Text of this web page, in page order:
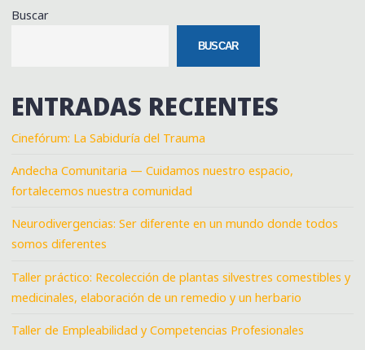
Buscar
BUSCAR
ENTRADAS RECIENTES
Cinefórum: La Sabiduría del Trauma
Andecha Comunitaria — Cuidamos nuestro espacio,
fortalecemos nuestra comunidad
Neurodivergencias: Ser diferente en un mundo donde todos
somos diferentes
Taller práctico: Recolección de plantas silvestres comestibles y
medicinales, elaboración de un remedio y un herbario
Taller de Empleabilidad y Competencias Profesionales